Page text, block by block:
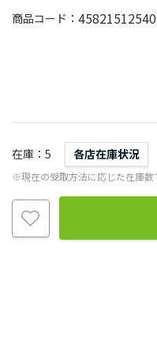
商品コード
在庫 5 各店在庫状況
※現在の受取方法に応じた在庫数